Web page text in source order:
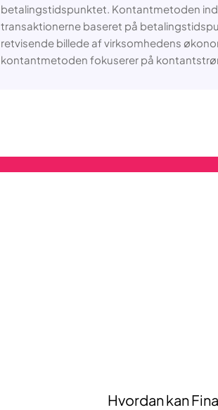
betalingstidspunktet. Kontantmetoden
transaktionerne baseret på
retvisende billede af virksomhedens
kontantmetoden fokuserer på
Hvordan kan